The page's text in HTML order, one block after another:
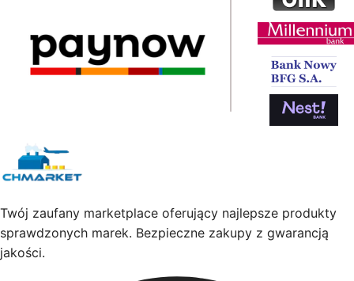
Twój zaufany marketplace oferujący najlepsze produkty
sprawdzonych marek. Bezpieczne zakupy z gwarancją
jakości.